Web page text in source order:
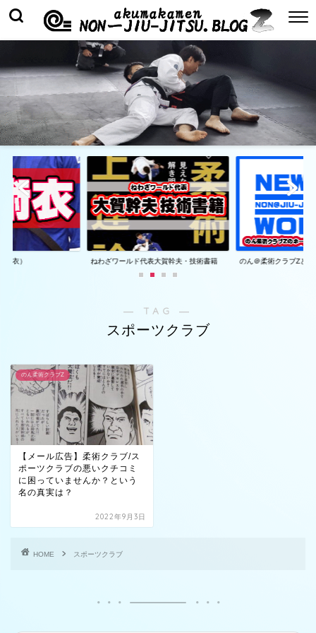
（衣） ねわざワールド代表大賀幹夫・技術書籍 のん＠柔術クラブZとは
― TAG ―
スポーツクラブ
のん柔術クラブZ
【メール広告】柔術クラブ/ス
ポーツクラブの悪いクチコミ
に困っていませんか？という
名の真実は？
2022年9月3日
HOME スポーツクラブ